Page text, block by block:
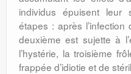
individus épuisent leur
étapes : après
deuxième est sujette à
l’hystérie, la troisième
frappée d’idiotie et de